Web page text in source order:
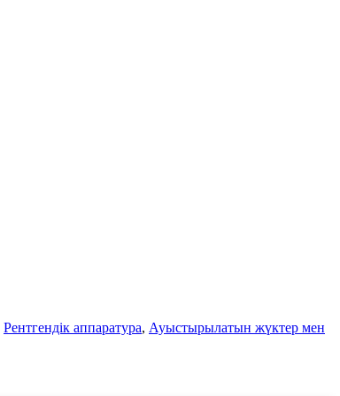
Рентгендік аппаратура, Ауыстырылатын жүктер мен